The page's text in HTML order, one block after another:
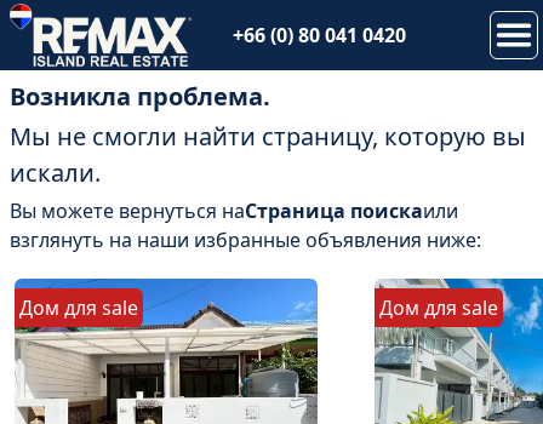
+66 (0) 80 041 0420
Возникла проблема.
Мы не смогли найти страницу, которую вы
искали.
Вы можете вернуться наСтраница поискаили
взглянуть на наши избранные объявления ниже:
Дом для sale Дом для sale